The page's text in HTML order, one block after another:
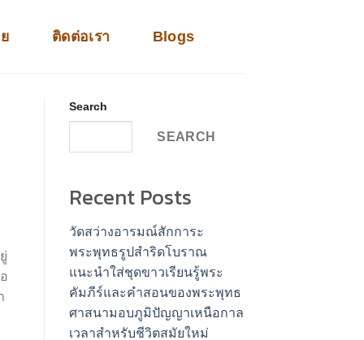
ติดต่อเรา Blogs
Search
SEARCH
Recent Posts
วัดสว่างอารมณ์สักการะ
พระพุทธรูปสำริดโบราณ
แนะนำใส่ชุดขาวเรียนรู้พระ
คัมภีร์และคำสอนของพระพุทธ
ศาสนามอบภูมิปัญญาเหนือกาล
เวลาสำหรับชีวิตสมัยใหม่